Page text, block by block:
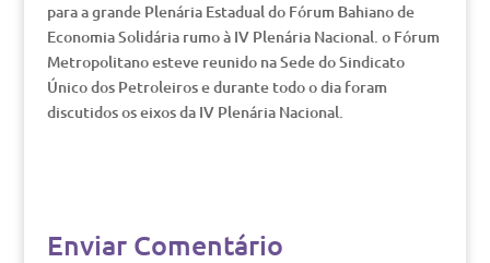
para a grande Plenária Estadual do Fórum Bahiano de
Economia Solidária rumo à IV Plenária Nacional. o Fórum
Metropolitano esteve reunido na Sede do Sindicato
Único dos Petroleiros e durante todo o dia foram
discutidos os eixos da IV Plenária Nacional.
Enviar Comentário